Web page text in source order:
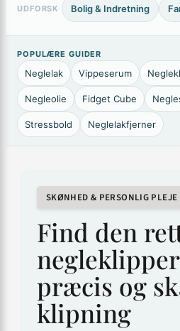
UDFORSK Bolig & Indretning
POPULÆRE GUIDER
Neglelak Vippeserum
Negleolie Fidget Cube
Stressbold Neglelakfjerner
SKØNHED & PERSONLIG PLEJE
Find den
præcis og
klipning